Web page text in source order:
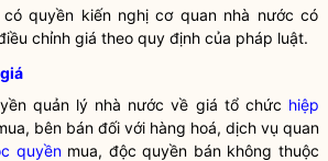
cóquyền kiến nghị cơ quan nhà nước có
chỉnh giá theo quy định của pháp luật.
quản lý nhà nước về giá tổ chức hiệp
bên bán đối với hàng hoá, dịch vụ quan
quyềnmua, độc quyền bán không thuộc